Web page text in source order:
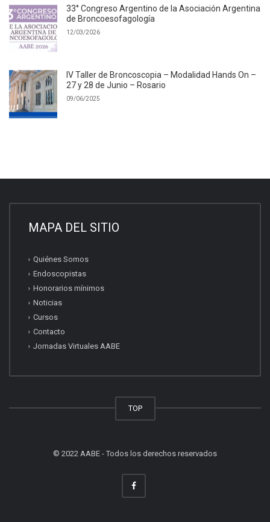
33° Congreso Argentino de la Asociación Argentina
de Broncoesofagología
12/03/2026
IV Taller de Broncoscopia – Modalidad Hands On –
27 y 28 de Junio – Rosario
09/06/2025
MAPA DEL SITIO
Quiénes Somos
Endoscopistas
Honorarios mínimos
Noticias
Cursos
Contacto
Jornadas Virtuales AABE
TOP
© 2022 AABE - Todos los derechos reservados